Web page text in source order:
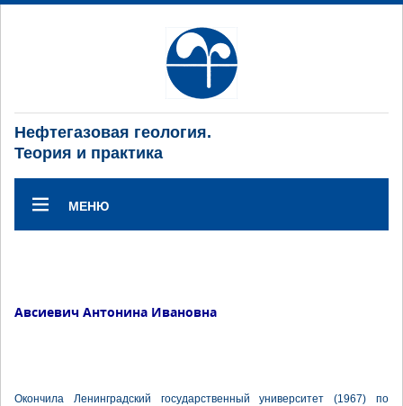
Нефтегазовая геология.
Теория и практика
МЕНЮ
Авсиевич Антонина Ивановна
Окончила Ленинградский государственный университет (1967) по